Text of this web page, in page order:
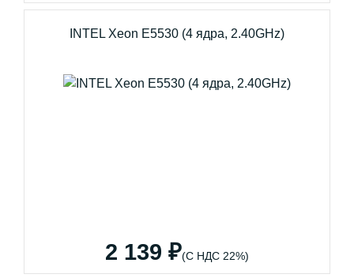
INTEL Xeon E5530 (4 ядра, 2.40GHz)
2 139 ₽(С НДС 22%)